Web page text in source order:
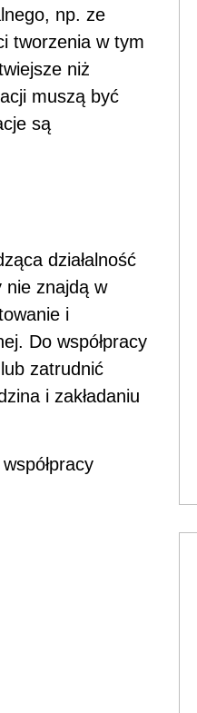
np. ze
tworzenia w tym
niż
muszą być
są
działalność
nie znajdą w
i
Do współpracy
zatrudnić
i zakładaniu